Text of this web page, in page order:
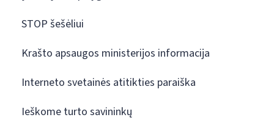
STOP šešėliui
Krašto apsaugos ministerijos informacija
Interneto svetainės atitikties paraiška
Ieškome turto savininkų